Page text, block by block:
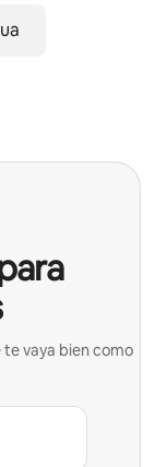
vaya bien como